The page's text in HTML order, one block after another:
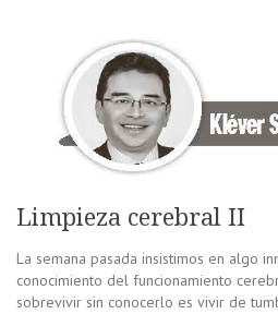
Limpieza cerebral II
La semana pasada insistimos en algo
conocimiento del funcionamiento
sobrevivir sin conocerlo es vivir de